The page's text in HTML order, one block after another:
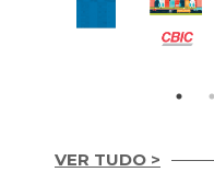
VER TUDO >